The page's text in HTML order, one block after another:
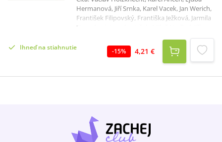
Hermanová, Jiří Srnka, Karel Vacek, Jan Werich,
František Filipovský, Františka Ježková, Jarmila
Strnadová, Jaroslav Ježek, Miloš Nedbal, Jiří
Voskovec Celkový čas: 1 hodina 5 minút Z
komentáře Ludmily Vrkočové k původnímu LP
albu 1218 4056 "Vzpomínání na Jaroslava
Ježka" vydanému v Supraphonu v roce 1986 a
nyní vydávanému poprvé digitálně:Kdo zná
způsoby, a to, jak je řečeno, vypovídá často
více než obsah sám. Vždyť právě řeč spojuje
člověka s člověkem, lidi s lidmi. Proto jsou tak
Ihneď na stiahnutie -15% 4,21 €